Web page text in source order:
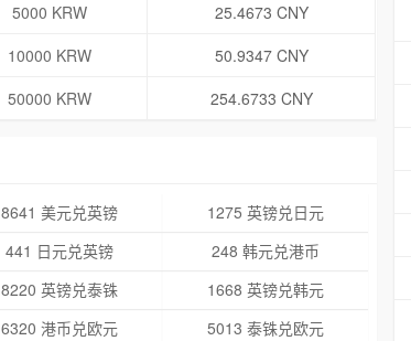
5000 KRW
25.4673 CNY
10000 KRW
50.9347 CNY
50000 KRW 254.6733 CNY
8641 美元兑英镑
1275 英镑兑日元
441 日元兑英镑
248 韩元兑港币
8220 英镑兑泰铢
1668 英镑兑韩元
6320 港币兑欧元
5013 泰铢兑欧元